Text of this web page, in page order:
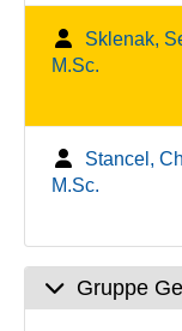
Sklenak,
M.Sc.
Stancel,
M.Sc.
Gruppe